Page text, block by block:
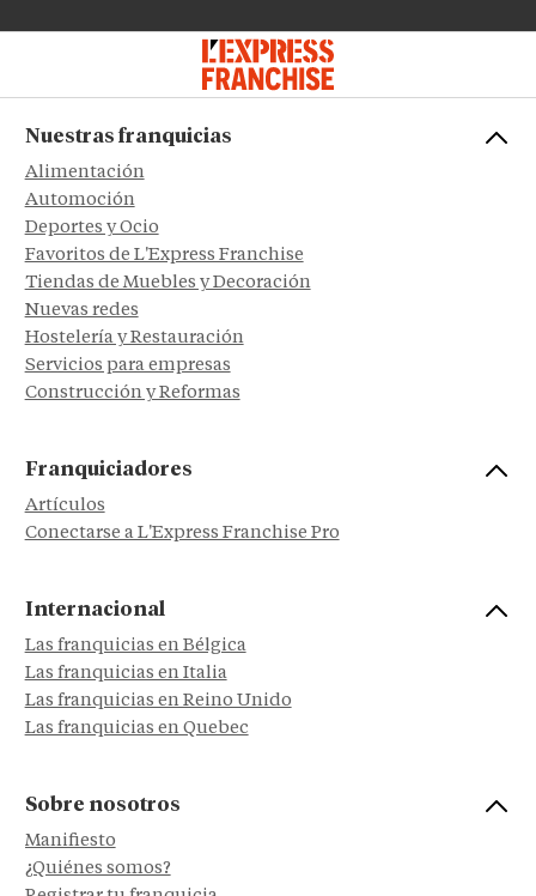
Nuestras franquicias
Alimentación
Automoción
Deportes y Ocio
Favoritos de L'Express Franchise
Tiendas de Muebles y Decoración
Nuevas redes
Hostelería y Restauración
Servicios para empresas
Construcción y Reformas
Franquiciadores
Artículos
Conectarse a L'Express Franchise Pro
Internacional
Las franquicias en Bélgica
Las franquicias en Italia
Las franquicias en Reino Unido
Las franquicias en Quebec
Sobre nosotros
Manifiesto
¿Quiénes somos?